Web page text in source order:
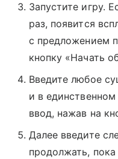
Запустите игру.
раз, появится
с предложением
кнопку «Начать
Введите любое
и в
ввод, нажав на
Далее введите
продолжать,